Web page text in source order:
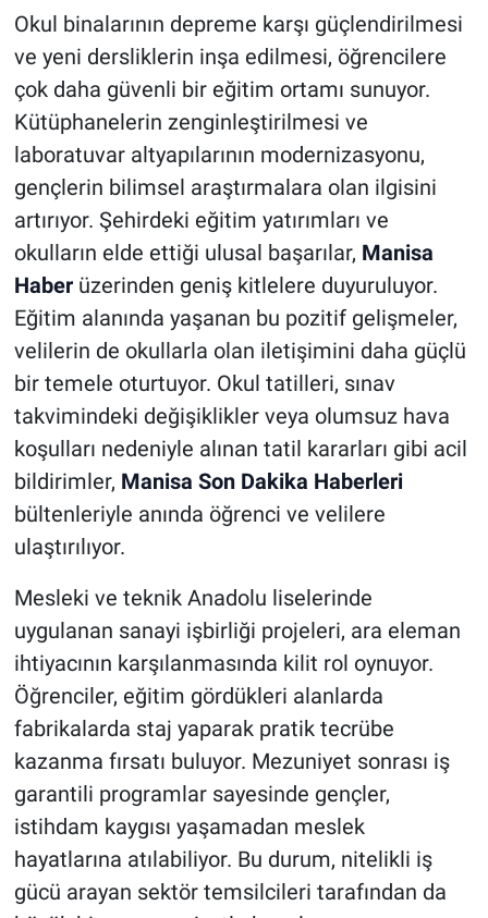
Okul binalarının depreme karşı güçlendirilmesi
ve yeni dersliklerin inşa edilmesi, öğrencilere
çok daha güvenli bir eğitim ortamı sunuyor.
Kütüphanelerin zenginleştirilmesi ve
laboratuvar altyapılarının modernizasyonu,
gençlerin bilimsel araştırmalara olan ilgisini
artırıyor. Şehirdeki eğitim yatırımları ve
okulların elde ettiği ulusal başarılar, Manisa
Haberüzerinden geniş kitlelere duyuruluyor.
Eğitim alanında yaşanan bu pozitif gelişmeler,
velilerin de okullarla olan iletişimini daha güçlü
bir temele oturtuyor. Okul tatilleri, sınav
takvimindeki değişiklikler veya olumsuz hava
koşulları nedeniyle alınan tatil kararları gibi acil
bildirimler, Manisa Son Dakika Haberleri
bültenleriyle anında öğrenci ve velilere
ulaştırılıyor.
Mesleki ve teknik Anadolu liselerinde
uygulanan sanayi işbirliği projeleri, ara eleman
ihtiyacının karşılanmasında kilit rol oynuyor.
Öğrenciler, eğitim gördükleri alanlarda
fabrikalarda staj yaparak pratik tecrübe
kazanma fırsatı buluyor. Mezuniyet sonrası iş
garantili programlar sayesinde gençler,
istihdam kaygısı yaşamadan meslek
hayatlarına atılabiliyor. Bu durum, nitelikli iş
gücü arayan sektör temsilcileri tarafından da